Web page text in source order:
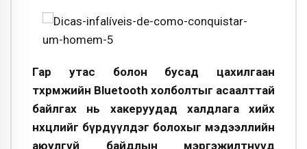
Гар утас болон бусад цахилгаан
төхөөрөмжийн Bluetooth холболтыг асаалттай
байлгах нь хакеруудад халдлага хийх
нөхцөлийг бүрдүүлдэг болохыг мэдээллийн
аюулгүй байдлын мэргэжилтнүүд